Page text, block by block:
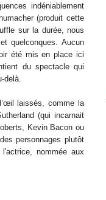
indéniablement
(produit cette
sur la durée, nous
quelconques. Aucun
été mis en place ici
du spectacle qui
delà.
laissés, comme la
(qui incarnait
Kevin Bacon ou
personnages plutôt
nommée aux